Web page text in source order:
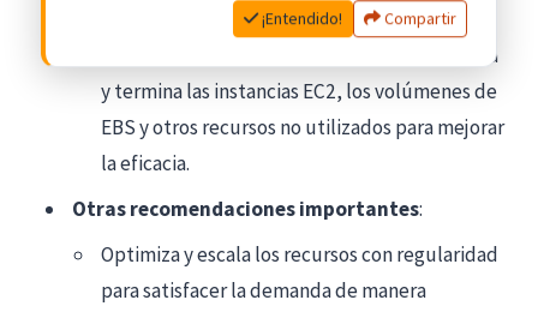
rendimiento y un coste óptimos.
: identifica
y termina las instancias EC2, los volúmenes de
EBS y otros recursos no utilizados para mejorar
la eficacia.
Otras recomendaciones importantes:
Optimiza y escala los recursos con regularidad
para satisfacer la demanda de manera
¡Entendido!
Compartir